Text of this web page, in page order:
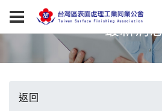
最新消
返回